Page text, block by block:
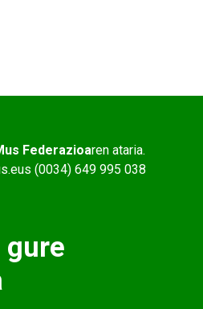
Federazioaren ataria.
(0034) 649 995 038
gure